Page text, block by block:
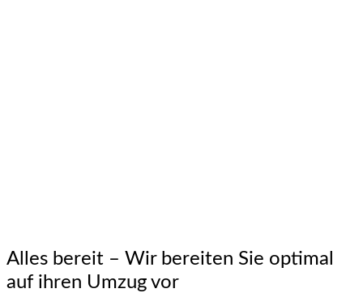
Alles bereit – Wir bereiten Sie optimal
auf ihren Umzug vor